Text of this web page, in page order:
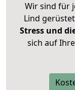
Wir sind für
Lind
Stress und
sich auf